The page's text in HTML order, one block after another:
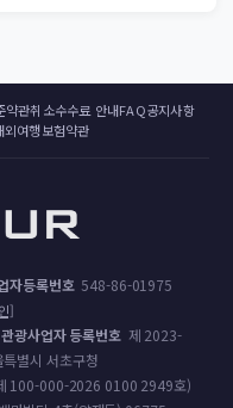
약관취소수수료 안내FAQ공지사항
외여행보험약관
자등록번호 548-86-01975
]
관광사업자 등록번호 제 2023-
특별시 서초구청
100-000-2026 0100 2949호)